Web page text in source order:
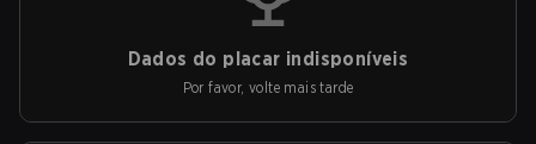
Dados do placar indisponíveis
Por favor, volte mais tarde